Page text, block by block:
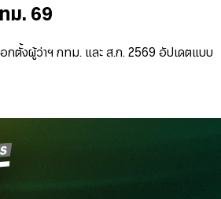
ม. 69
ตั้งผู้ว่าฯ กทม. และ ส.ก. 2569 อัปเดตแบบ